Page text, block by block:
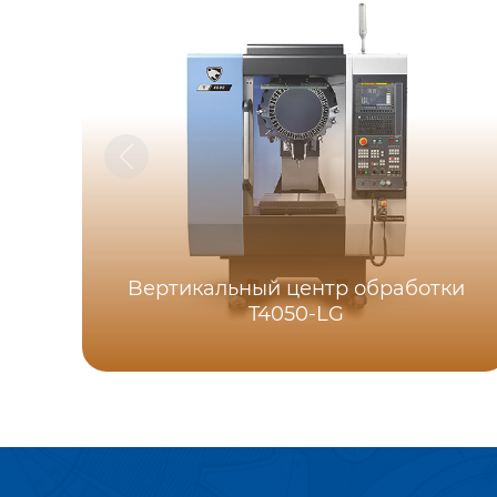
Bертикальный центр обработки
T4050-LG